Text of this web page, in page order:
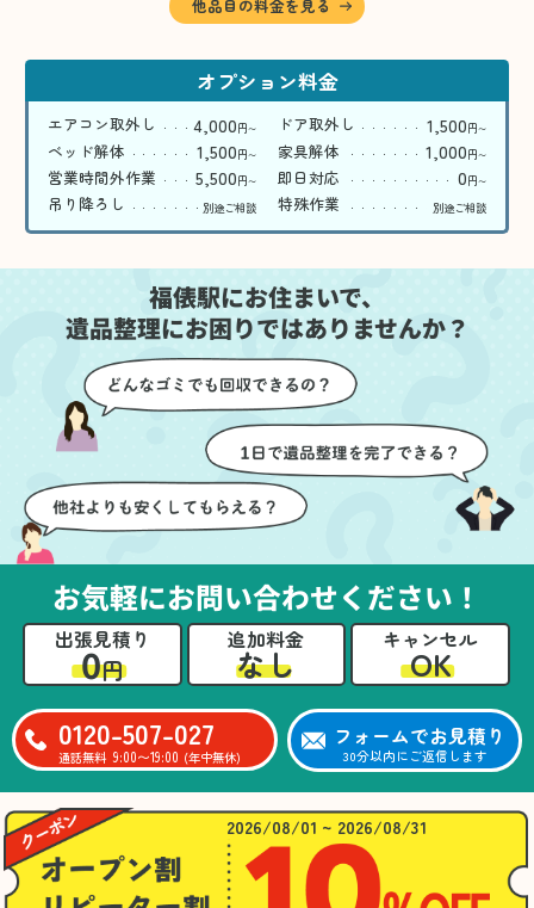
他品目の料金を見る
オプション料金
エアコン取外し 4,000円〜 ドア取外し 1,500円〜
ベッド解体 1,500円〜 家具解体 1,000円〜
営業時間外作業 5,500円〜 即日対応 0円〜
吊り降ろし 別途ご相談 特殊作業 別途ご相談
福俵駅にお住まいで、
遺品整理にお困りではありませんか？
お気軽にお問い合わせください！
出張見積り
0円
追加料金
なし
キャンセル
OK
0120-507-027
通話無料 9:00〜19:00 (年中無休)
フォームでお見積り
30分以内にご返信します
2026/08/01 ~ 2026/08/31